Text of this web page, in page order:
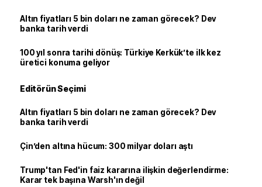
Altın fiyatları 5 bin doları ne zaman görecek? Dev
banka tarih verdi
100 yıl sonra tarihi dönüş: Türkiye Kerkük’te ilk kez
üretici konuma geliyor
Editörün Seçimi
Altın fiyatları 5 bin doları ne zaman görecek? Dev
banka tarih verdi
Çin’den altına hücum: 300 milyar doları aştı
Trump'tan Fed'in faiz kararına ilişkin değerlendirme:
Karar tek başına Warsh'ın değil